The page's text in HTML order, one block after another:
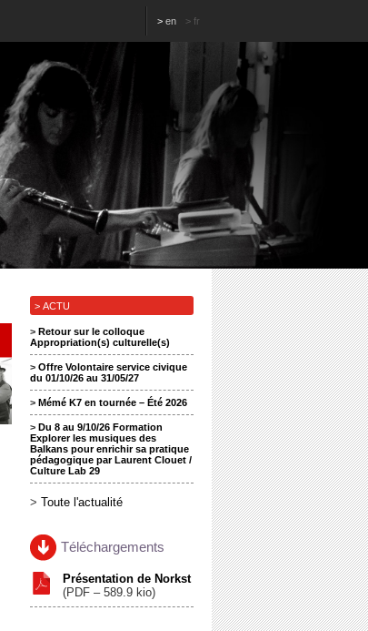
> en > fr
> ACTU
> Retour sur le colloque
Appropriation(s) culturelle(s)
> Offre Volontaire service civique
du 01/10/26 au 31/05/27
> Mémé K7 en tournée – Été 2026
> Du 8 au 9/10/26 Formation
Explorer les musiques des
Balkans pour enrichir sa pratique
pédagogique par Laurent Clouet /
Culture Lab 29
> Toute l'actualité
Téléchargements
Présentation de Norkst
(PDF – 589.9 kio)